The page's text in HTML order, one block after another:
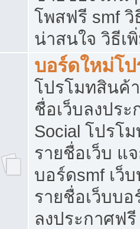
โพสฟรี smf
น่าสนใจ วิธีเ
บอร์ดใหม่โ
โปรโมทสินค้
ชื่อเว็บลงปร
Social โปรโ
รายชื่อเว็บ แ
บอร์ดsmf เว็
รายชื่อเว็บบ
ลงประกาศฟรี